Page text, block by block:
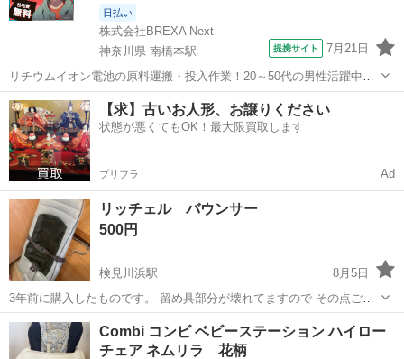
日払い
株式会社BREXA Next
神奈川県 南橋本駅
提携サイト 7月21日
リチウムイオン電池の原料運搬・投入作業！20～50代の男性活躍中★
ワンルーム寮完備！赴任旅費会社負担！年間休日130日★フォークリフ
ト免許お持ちの方、活躍中！就業先食堂利用可★《神奈川県相模原
市》 人気の工場のお仕事 ◇電...
神奈川 相模原市 南橋本駅 その他
【求】古いお人形、お譲りください
状態が悪くてもOK！最大限買取します
プリフラ Ad
リッチェル バウンサー
500円
検見川浜駅
8月5日
3年前に購入したものです。 留め具部分が壊れてますので その点ご了
承いただける方のみお願いします。 引き渡しは自宅にきていただいて
の お渡しになります。 取引確定後に詳細な場所をご連絡いたします。
（最寄り:...
千葉 千葉市 ベビー用品
Combi コンビ ベビーステーション ハイロー
チェア ネムリラ 花柄